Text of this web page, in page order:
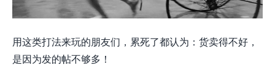
用这类打法来玩的朋友们，累死了都认为：货卖得不好，
是因为发的帖不够多！